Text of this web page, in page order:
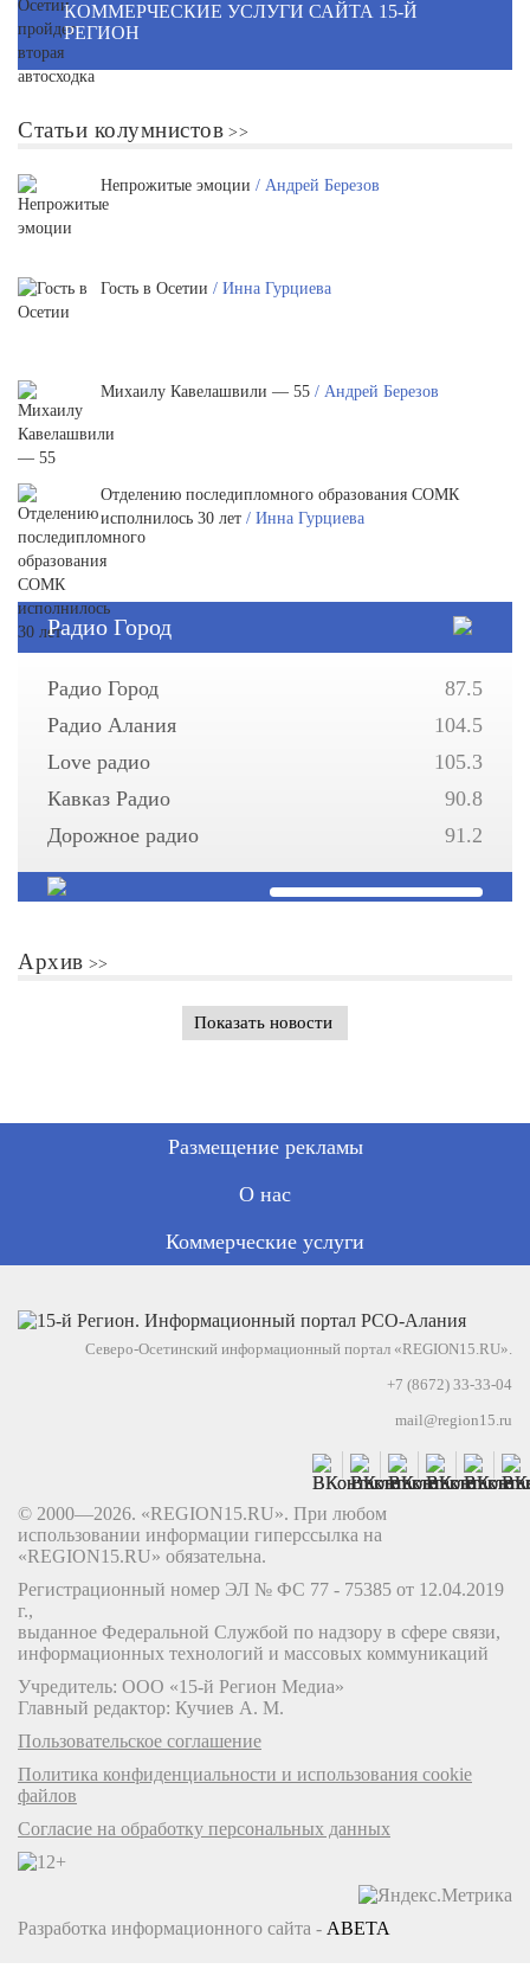
КОММЕРЧЕСКИЕ УСЛУГИ САЙТА 15-Й
РЕГИОН
Статьи колумнистов
Непрожитые эмоции / Андрей Березов
Гость в Осетии / Инна Гурциева
Михаилу Кавелашвили — 55 / Андрей Березов
Отделению последипломного образования СОМК
исполнилось 30 лет / Инна Гурциева
Радио Город
Радио Город
87.5
Радио Алания
104.5
Love радио
105.3
Кавказ Радио
90.8
Дорожное радио
91.2
Архив
Показать новости
Размещение рекламы
О нас
Коммерческие услуги
Северо-Осетинский информационный портал «REGION15.RU».
+7 (8672) 33-33-04
mail@region15.ru
© 2000—2026. «REGION15.RU». При любом
использовании информации гиперссылка на
«REGION15.RU» обязательна.
Регистрационный номер ЭЛ № ФС 77 - 75385 от 12.04.2019
г.,
выданное Федеральной Службой по надзору в сфере связи,
информационных технологий и массовых коммуникаций
Учредитель: ООО «15-й Регион Медиа»
Главный редактор: Кучиев А. М.
Пользовательское соглашение
Политика конфиденциальности и использования cookie
файлов
Согласие на обработку персональных данных
Разработка информационного сайта - ABETA